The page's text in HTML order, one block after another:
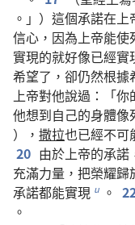
。」） 這個承諾在上
信心 ， 因為上帝能使
實現的就好像已經實
希望了 ， 卻仍然根據
上帝對他說過 ：「你
他想到自己的身體像
）， 撒拉也已經不可
20 由於上帝的承諾
充滿力量 ， 把榮耀歸
承諾都能實現 u 。
。